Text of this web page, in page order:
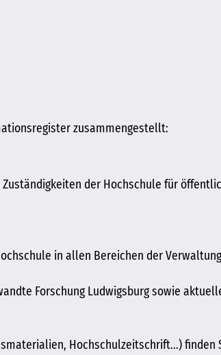
zusammengestellt:
der Hochschule für
in allen Bereichen der
Forschung Ludwigsburg sowie
Hochschulzeitschrift...) finden